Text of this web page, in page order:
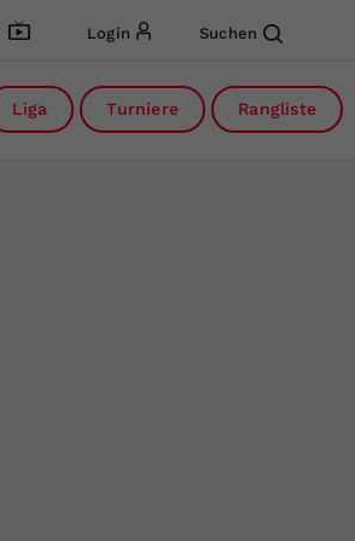
Login Suchen
Liga Turniere Rangliste